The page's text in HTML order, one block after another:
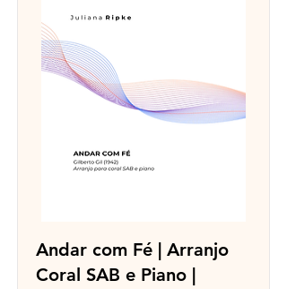
Andar com Fé | Arranjo
Coral SAB e Piano |